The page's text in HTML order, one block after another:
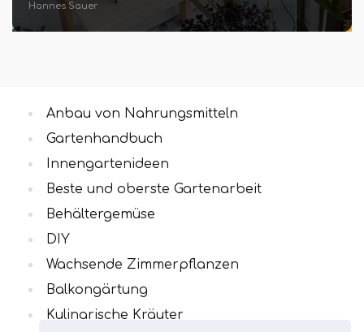
Hannes Sauer
Anbau von Nahrungsmitteln
Gartenhandbuch
Innengartenideen
Beste und oberste Gartenarbeit
Behältergemüse
DIY
Wachsende Zimmerpflanzen
Balkongärtung
Kulinarische Kräuter